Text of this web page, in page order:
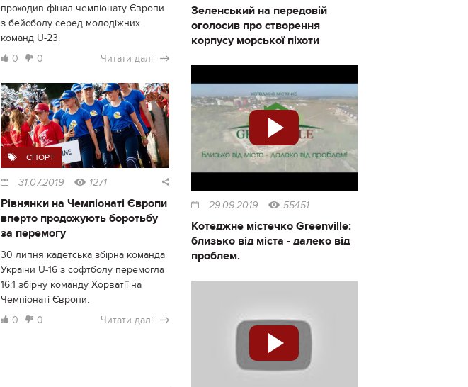
проходив фінал чемпіонату Європи
з бейсболу серед молодіжних
команд U-23.
0
0 Читати далі
СПОРТ
31.07.2019 1271
Рівнянки на Чемпіонаті Європи
вперто продожують боротьбу
за перемогу
30 липня кадетська збірна команда
України U-16 з софтболу перемогла
16:1 збірну команду Хорватії на
Чемпіонаті Європи.
0
0 Читати далі
Зеленський на передовій
оголосив про створення
корпусу морської піхоти
29.09.2019 55451
Котеджне містечко Greenville:
близько від міста - далеко від
проблем.